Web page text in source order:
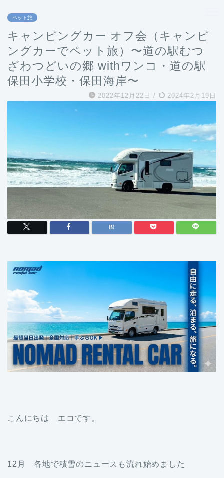
ペット旅
キャンピングカー オフ会（キャンピ
ングカーでペット旅）〜道の駅むつ
ざわつどいの郷 withワンコ・道の駅
保田小学校・保田海岸〜
2022年12月22日 / 2024年2月19日
こんにちは エコです。
12月 各地で積雪のニュースも流れ始めました